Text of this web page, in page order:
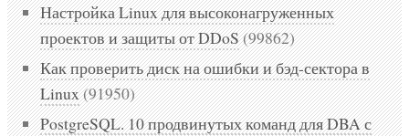
Настройка Linux для высоконагруженных
проектов и защиты от DDoS(99862)
Как проверить диск на ошибки и бэд-сектора в
Linux(91950)
PostgreSQL. 10 продвинутых команд для DBA с